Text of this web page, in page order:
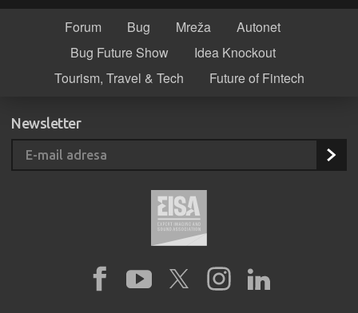
Forum Bug Mreža
Autonet
Bug Future Show
Idea Knockout
Tourism, Travel & Tech
Future of Fintech
Newsletter